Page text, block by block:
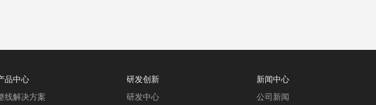
品中心
线解决方案
研发创新
研发中心
新闻中心
公司新闻